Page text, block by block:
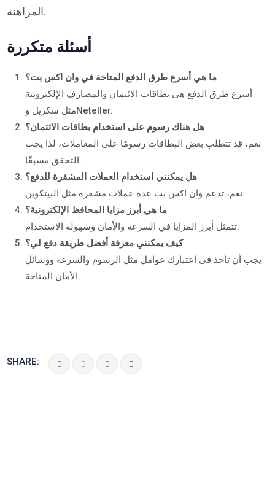
المراهنة.
أسئلة متكررة
ما هي أسرع طرق الدفع المتاحة في وان اكس بت؟
أسرع طرق الدفع هي بطاقات الائتمان والمصارف الإلكترونية
مثل سكريل وNeteller.
هل هناك رسوم على استخدام بطاقات الائتمان؟
نعم، قد تتطلب بعض البطاقات رسومًا على المعاملات، لذا يجب
التحقق مسبقًا.
هل يمكنني استخدام العملات المشفرة للدفع؟
نعم، تدعم وان اكس بت عدة عملات مشفرة مثل البيتكوين.
ما هي أبرز مزايا المحافظ الإلكترونية؟
تتمثل أبرز المزايا في السرعة والأمان وسهولة الاستخدام.
كيف يمكنني معرفة أفضل طريقة دفع لي؟
يجب أن تأخذ في اعتبارك عوامل مثل الرسوم والسرعة ووسائل
الأمان المتاحة.
SHARE: